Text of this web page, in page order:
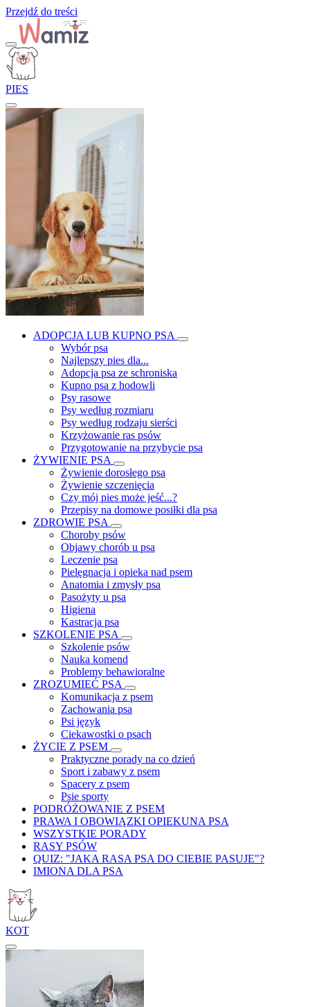
Przejdź do treści
PIES
ADOPCJA LUB KUPNO PSA
Wybór psa
Najlepszy pies dla...
Adopcja psa ze schroniska
Kupno psa z hodowli
Psy rasowe
Psy według rozmiaru
Psy według rodzaju sierści
Krzyżowanie ras psów
Przygotowanie na przybycie psa
ŻYWIENIE PSA
Żywienie dorosłego psa
Żywienie szczenięcia
Czy mój pies może jeść...?
Przepisy na domowe posiłki dla psa
ZDROWIE PSA
Choroby psów
Objawy chorób u psa
Leczenie psa
Pielęgnacja i opieka nad psem
Anatomia i zmysły psa
Pasożyty u psa
Higiena
Kastracja psa
SZKOLENIE PSA
Szkolenie psów
Nauka komend
Problemy behawioralne
ZROZUMIEĆ PSA
Komunikacja z psem
Zachowania psa
Psi język
Ciekawostki o psach
ŻYCIE Z PSEM
Praktyczne porady na co dzień
Sport i zabawy z psem
Spacery z psem
Psie sporty
PODRÓŻOWANIE Z PSEM
PRAWA I OBOWIĄZKI OPIEKUNA PSA
WSZYSTKIE PORADY
RASY PSÓW
QUIZ: "JAKA RASA PSA DO CIEBIE PASUJE"?
IMIONA DLA PSA
KOT